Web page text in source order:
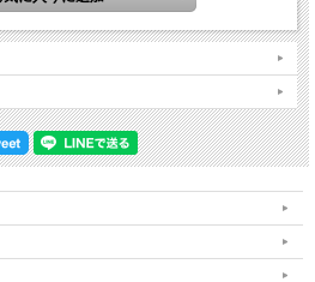
アーミングでうにょうにょ遊んでいるわけでは
ンス良く挟むからこそ格好いい。ザック以降の
代だからこそ大胆に解釈し、才人だからこそ奇
ラッドがオジーバンドに残っていたら、どんな
な想いに駆られるショウでもあるのです。そ
の。この映像はオジーのソロ初となる映像作品
METALの伝道師”だった80年代初期の勇姿
ブがモロバレなヴォーカルはご愛敬ですが、ゴ
では不可能な小人を吊す「Goodbye To
を分かりやすく伝えたのは他でもない
格的なお茶の間への進出は翌年のUSフェスだっ
は間違いなく“DIARY OF A MADMAN Tour”。こ